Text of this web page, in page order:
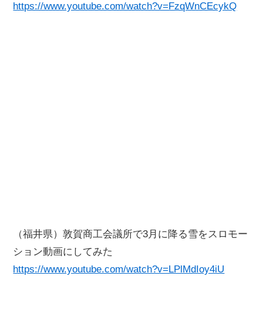
https://www.youtube.com/watch?v=FzqWnCEcykQ
（福井県）敦賀商工会議所で3月に降る雪をスロモー
ション動画にしてみた
https://www.youtube.com/watch?v=LPlMdIoy4iU